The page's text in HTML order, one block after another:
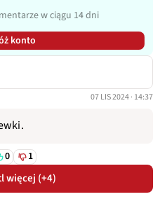
w ciągu 14 dni
konto
07 LIS 2024 · 14:37
0 1
więcej (+4)